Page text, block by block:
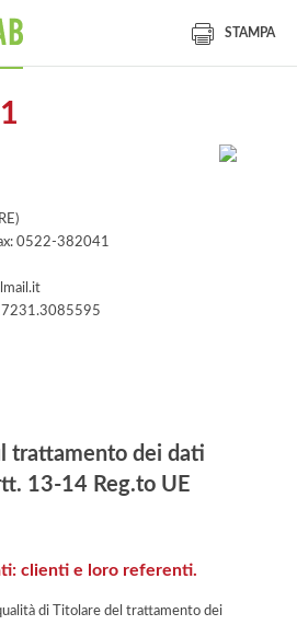
STAMPA
0522-382041
trattamento dei dati
13-14 Reg.to UE
clienti e loro referenti.
di Titolare del trattamento dei